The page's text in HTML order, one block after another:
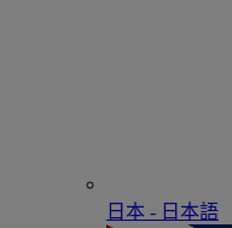
日本 - ⽇本語